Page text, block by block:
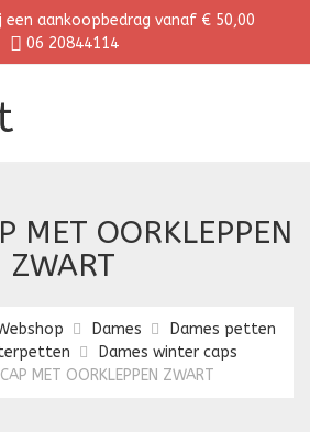
een aankoopbedrag vanaf € 50,00
06 20844114
MET OORKLEPPEN
ZWART
Dames
Dames petten
Dames winter caps
MET OORKLEPPEN ZWART